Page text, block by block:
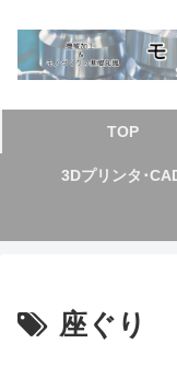
TOP
3Dプリンタ･
座ぐり